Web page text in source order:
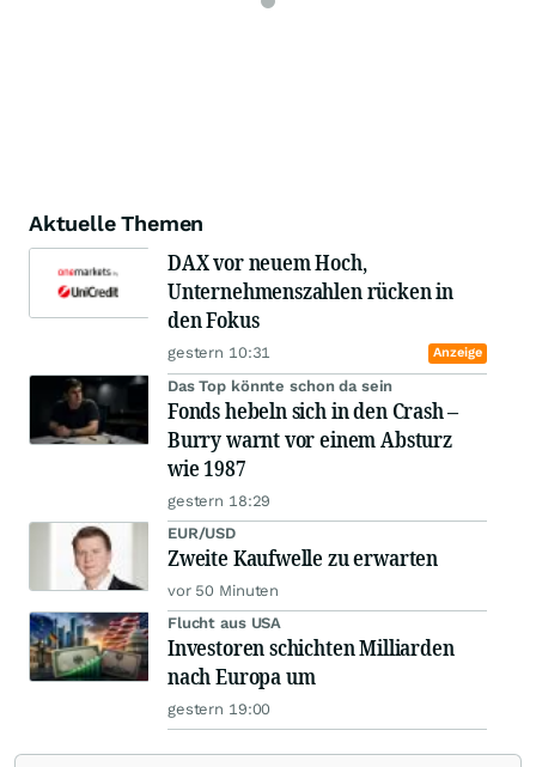
Aktuelle Themen
DAX vor neuem Hoch,
Unternehmenszahlen rücken in
den Fokus
gestern 10:31 Anzeige
Das Top könnte schon da sein
Fonds hebeln sich in den Crash –
Burry warnt vor einem Absturz
wie 1987
gestern 18:29
EUR/USD
Zweite Kaufwelle zu erwarten
vor 50 Minuten
Flucht aus USA
Investoren schichten Milliarden
nach Europa um
gestern 19:00